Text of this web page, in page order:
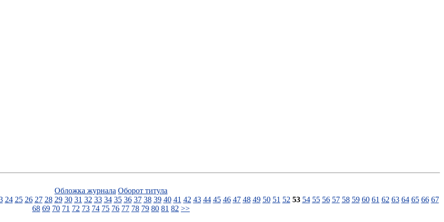
Обложка журнала Оборот титула
24 25 26 27 28 29 30 31 32 33 34 35 36 37 38 39 40 41 42 43 44 45 46 47 48 49 50 51 52 53 54 55 56 57 58 59 60 61 62 63 64 65 66 67
68 69 70 71 72 73 74 75 76 77 78 79 80 81 82 >>